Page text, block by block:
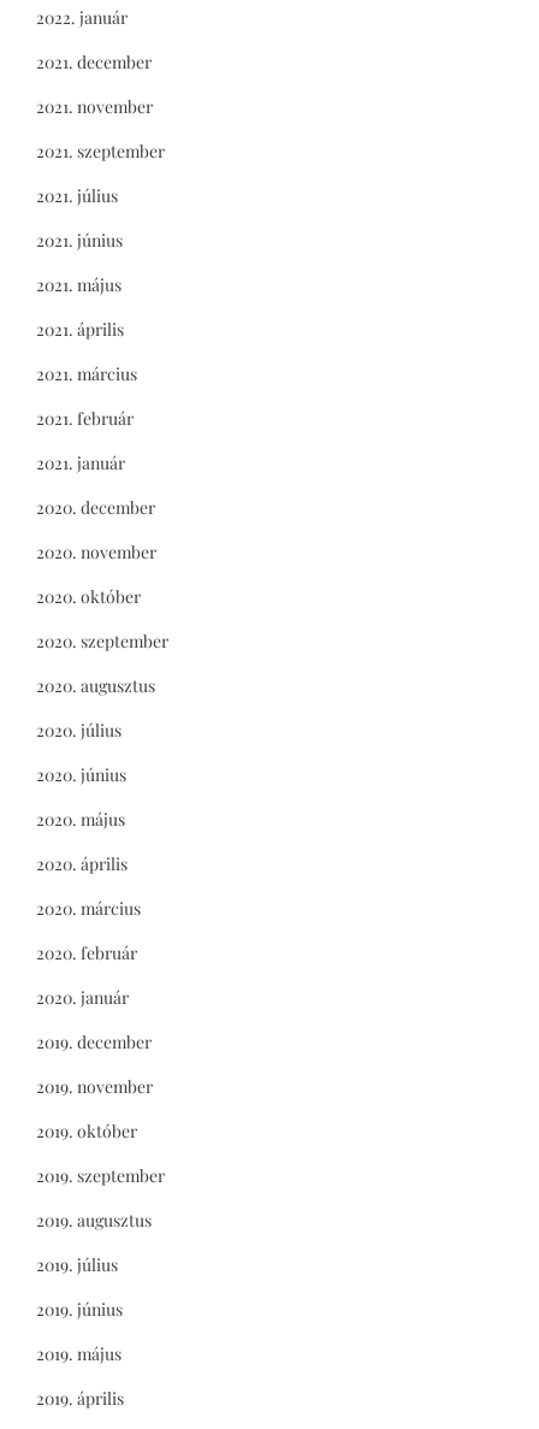
2022. január
2021. december
2021. november
2021. szeptember
2021. július
2021. június
2021. május
2021. április
2021. március
2021. február
2021. január
2020. december
2020. november
2020. október
2020. szeptember
2020. augusztus
2020. július
2020. június
2020. május
2020. április
2020. március
2020. február
2020. január
2019. december
2019. november
2019. október
2019. szeptember
2019. augusztus
2019. július
2019. június
2019. május
2019. április